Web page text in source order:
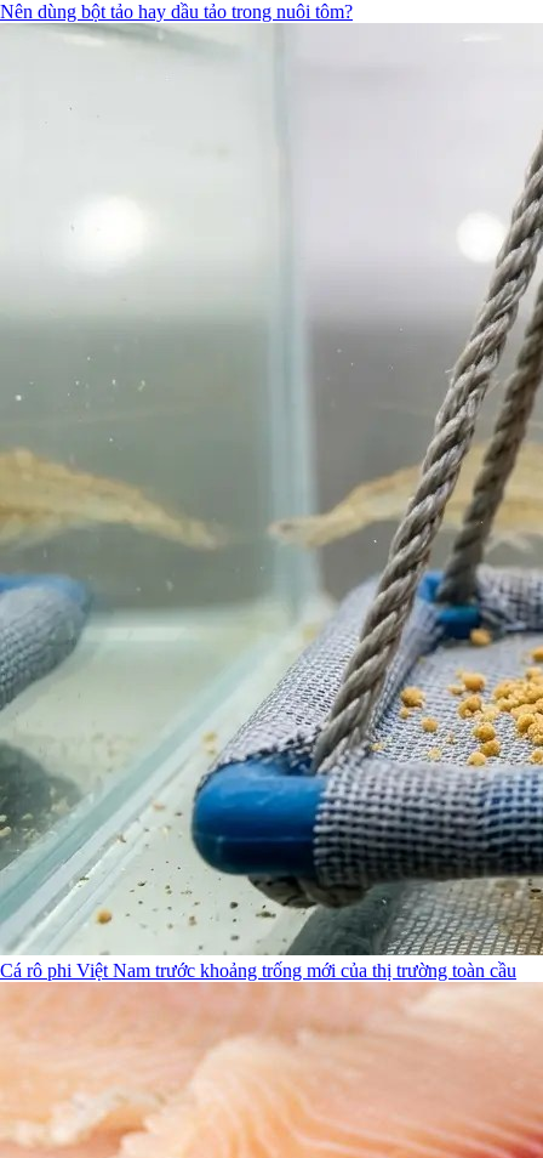
Nên dùng bột tảo hay dầu tảo trong nuôi tôm?
Cá rô phi Việt Nam trước khoảng trống mới của thị trường toàn cầu